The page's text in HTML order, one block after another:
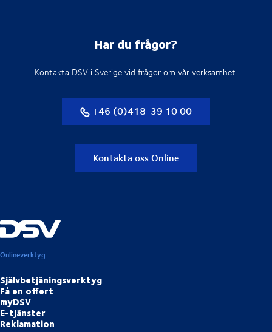
Har du frågor?
Kontakta DSV i Sverige vid frågor om vår verksamhet.
+46 (0)418-39 10 00
Kontakta oss Online
Onlineverktyg
Självbetjäningsverktyg
Få en offert
myDSV
E-tjänster
Reklamation